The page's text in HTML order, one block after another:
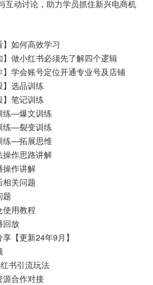
互动讨论，助力学员抓住新兴电商机
如何高效学习
做小红书必须先了解四个逻辑
学会账号定位开通专业号及店铺
选品训练
笔记训练
练—爆文训练
练—裂变训练
练—拓展思维
操作思路讲解
操作讲解
相关问题
题
使用教程
回放
【更新24年9月】
书引流玩法
源合作对接